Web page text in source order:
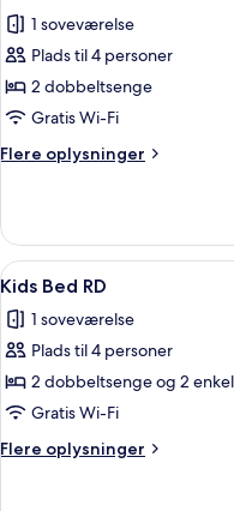
billeder
af
Premier
Suite
MT
1 soveværelse
Plads til 4 personer
2 dobbeltsenge
Gratis Wi-Fi
Flere oplysninger
Flere
Suite
MT
Indlæs
alle
billeder
af
Kids
Bed
RD
3
Kids Bed RD
1 soveværelse
Plads til 4 personer
2 dobbeltsenge og 2
Gratis Wi-Fi
Flere oplysninger
Flere